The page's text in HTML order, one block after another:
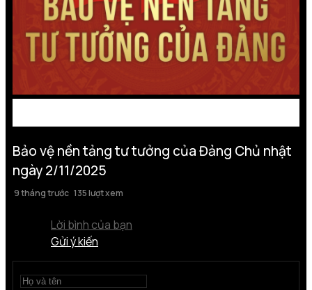
Bảo vệ nền tảng tư tưởng của Đảng Chủ nhật
ngày 2/11/2025
9 tháng trước 135 lượt xem
Lời bình của bạn
Gửi ý kiến